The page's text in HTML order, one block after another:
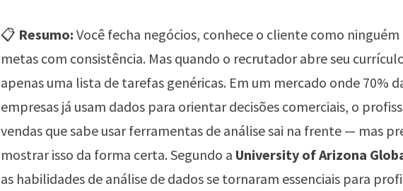
📋 Resumo: Você fecha negócios, conhece o cliente como
metas com consistência. Mas quando o recrutador abre seu
apenas uma lista de tarefas genéricas. Em um mercado onde 70%
empresas já usam dados para orientar decisões comerciais, o
vendas que sabe usar ferramentas de análise sai na frente — mas
mostrar isso da forma certa. Segundo a University of Arizona
as habilidades de análise de dados se tornaram essenciais para